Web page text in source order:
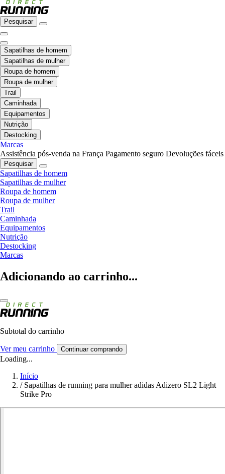
Pesquisar
Sapatilhas de homem
Sapatilhas de mulher
Roupa de homem
Roupa de mulher
Trail
Caminhada
Equipamentos
Nutrição
Destocking
Marcas
Assistência pós-venda na França Pagamento seguro Devoluções fáceis
Pesquisar
Sapatilhas de homem
Sapatilhas de mulher
Roupa de homem
Roupa de mulher
Trail
Caminhada
Equipamentos
Nutrição
Destocking
Marcas
Adicionando ao carrinho...
Subtotal do carrinho
Ver meu carrinho Continuar comprando
Loading...
Início
/ Sapatilhas de running para mulher adidas Adizero SL2 Light
Strike Pro